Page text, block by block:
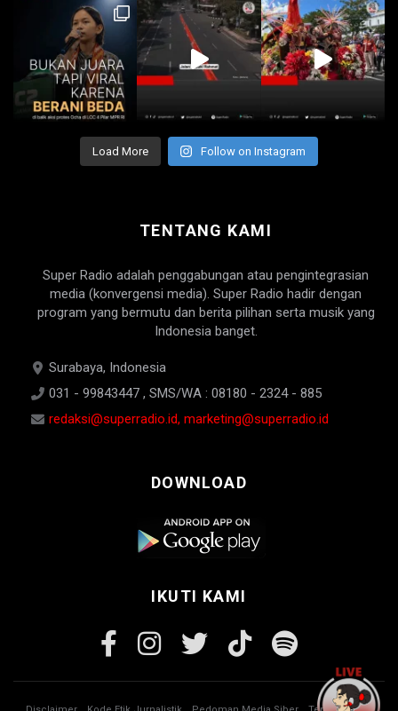
Load More Follow on Instagram
TENTANG KAMI
Super Radio adalah penggabungan atau pengintegrasian
media (konvergensi media). Super Radio hadir dengan
program yang bermutu dan berita pilihan serta musik yang
Indonesia banget.
Surabaya, Indonesia
031 - 99843447 , SMS/WA : 08180 - 2324 - 885
redaksi@superradio.id, marketing@superradio.id
DOWNLOAD
IKUTI KAMI